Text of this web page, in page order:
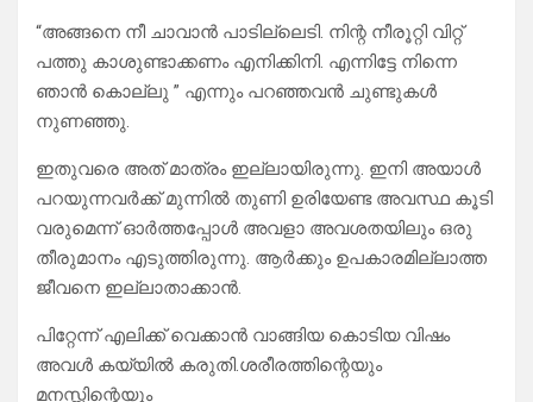
“അങ്ങനെ നീ ചാവാൻ പാടില്ലെടി. നിന്റ നീരൂറ്റി വിറ്റ്
പത്തു കാശുണ്ടാക്കണം എനിക്കിനി. എന്നിട്ടേ നിന്നെ
ഞാൻ കൊല്ലു ” എന്നും പറഞ്ഞവൻ ചുണ്ടുകൾ
നുണഞ്ഞു.
ഇതുവരെ അത് മാത്രം ഇല്ലായിരുന്നു. ഇനി അയാൾ
പറയുന്നവർക്ക് മുന്നിൽ തുണി ഉരിയേണ്ട അവസ്ഥ കൂടി
വരുമെന്ന് ഓർത്തപ്പോൾ അവളാ അവശതയിലും ഒരു
തീരുമാനം എടുത്തിരുന്നു. ആർക്കും ഉപകാരമില്ലാത്ത
ജീവനെ ഇല്ലാതാക്കാൻ.
പിറ്റേന്ന് എലിക്ക് വെക്കാൻ വാങ്ങിയ കൊടിയ വിഷം
അവൾ കയ്യിൽ കരുതി.ശരീരത്തിന്റെയും
മനസ്സിന്റെയും